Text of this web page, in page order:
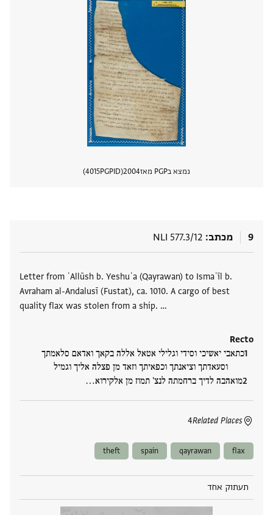
נמצא בPGP מאז 2004
PGPID
4015
9 מכתב NLI 577.3/12
Letter from ʿAllūsh b. Yeshuʿa (Qayrawan) to Ismaʿīl b.
Avraham al-Andalusī (Fustat), ca. 1010. A cargo of best
quality flax was stolen from a ship. …
Recto
כתאבי יאשיכי וסידי וגלילי אטאל אללה בקאך ואדאם סלאמתך
וסעאדתך וציאנתך וכפאיתך וזאד מן פצלה אליך וגמיל
מואהבה לדיך ברחמתה לנצ' תמוז מן אלקירוא‮…
Related Places
4
flax
qayrawan
spain
theft
תעתוק אחד